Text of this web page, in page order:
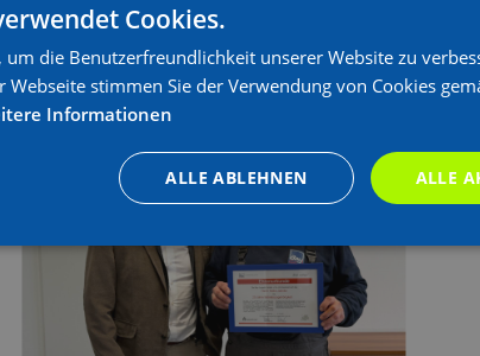
20-jähriges Firmenjubiläum
Cookies.
um die Benutzerfreundlichkeit unserer Website zu
stimmen Sie der Verwendung von Cookies
Informationen
ALLE
ALLE ABLEHNEN